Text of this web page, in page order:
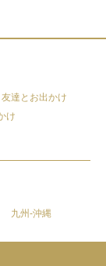
友達とお出かけ
け
九州-沖縄